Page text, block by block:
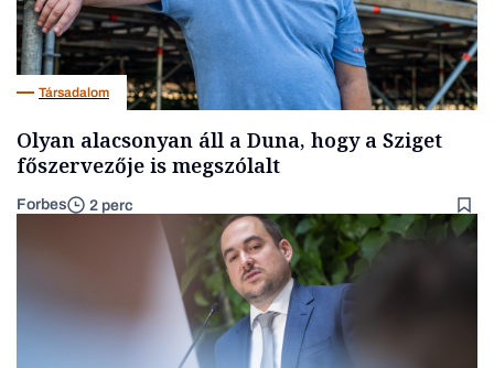
Társadalom
Olyan alacsonyan áll a Duna, hogy a Sziget
főszervezője is megszólalt
Forbes 2 perc